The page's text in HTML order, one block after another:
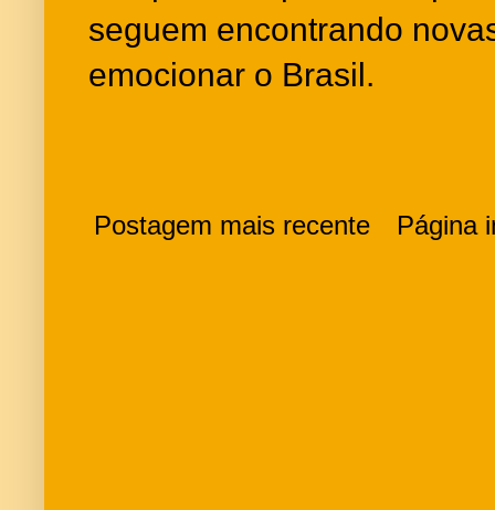
seguem encontrando
emocionar o Brasil.
Postagem mais recente Página